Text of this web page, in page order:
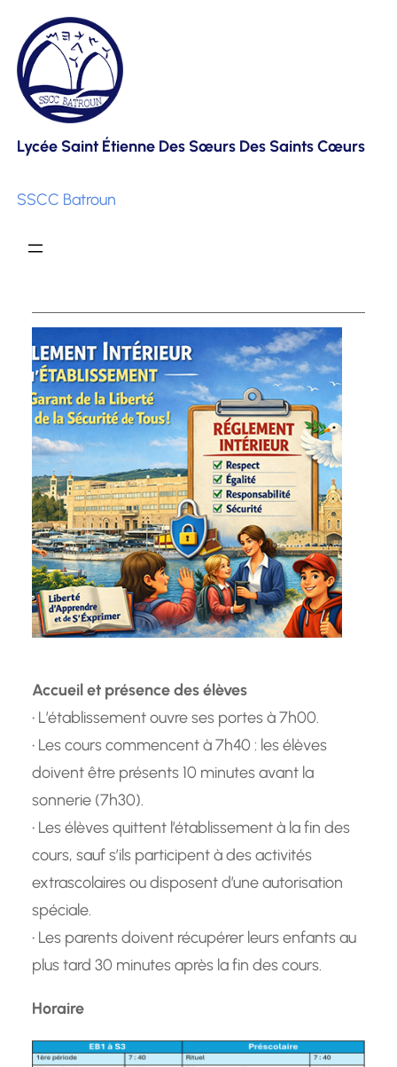
to
content
Lycée Saint Étienne Des Sœurs Des Saints Cœurs
SSCC Batroun
Accueil et présence des élèves
• L’établissement ouvre ses portes à 7h00.
• Les cours commencent à 7h40 : les élèves
doivent être présents 10 minutes avant la
sonnerie (7h30).
• Les élèves quittent l’établissement à la fin des
cours, sauf s’ils participent à des activités
extrascolaires ou disposent d’une autorisation
spéciale.
• Les parents doivent récupérer leurs enfants au
plus tard 30 minutes après la fin des cours.
Horaire